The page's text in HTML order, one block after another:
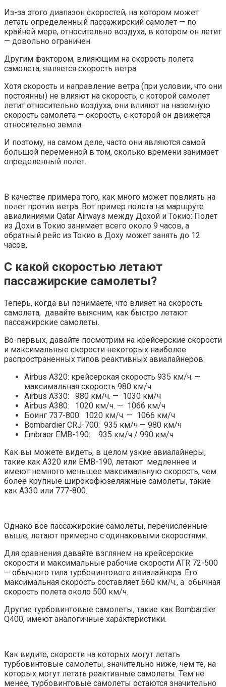
Из-за этого диапазон скоростей, на котором может
летать определенный пассажирский самолет — по
крайней мере, относительно воздуха, в котором он летит
— довольно ограничен.
Другим фактором, влияющим на скорость полета
самолета, является скорость ветра.
Хотя скорость и направление ветра (при условии, что они
постоянны) не влияют на скорость, с которой самолет
летит относительно воздуха, они влияют на наземную
скорость самолета — скорость, с которой он движется
относительно земли.
И поэтому, на самом деле, часто они являются самой
большой переменной в том, сколько времени занимает
определенный полет.
В качестве примера того, как много может повлиять на
полет против ветра. Вот пример полета на маршруте
авиалиниями Qatar Airways между Дохой и Токио: Полет
из Дохи в Токио занимает всего около 9 часов, а
обратный рейс из Токио в Доху может занять до 12
часов.
С какой скоростью летают
пассажирские самолеты?
Теперь, когда вы понимаете, что влияет на скорость
самолета, давайте выясним, как быстро летают
пассажирские самолеты.
Во-первых, давайте посмотрим на крейсерские скорости
и максимальные скорости некоторых наиболее
распространенных типов реактивных авиалайнеров:
Airbus A320: крейсерская скорость 935 км/ч. —
максимальная скорость 980 км/ч
Airbus A330: 980 км/ч. — 1030 км/ч
Airbus A380: 1020 км/ч. — 1066 км/ч
Боинг 737-800: 1020 км/ч. — 1066 км/ч
Bombardier CRJ-700: 935 км/ч — 980 км/ч
Embraer EMB-190: 935 км/ч / 990 км/ч
Как вы можете видеть, в целом узкие авиалайнеры,
такие как A320 или EMB-190, летают медленнее и
имеют немного меньшее максимальную скорость, чем
более крупные широкофюзеляжные самолеты, такие
как A330 или 777-800.
Однако все пассажирские самолеты, перечисленные
выше, летают примерно с одинаковыми скоростями.
Для сравнения давайте взглянем на крейсерские
скорости и максимальные рабочие скорости ATR 72-500
— обычного типа турбовинтового авиалайнера. Его
максимальная скорость составляет 660 км/ч., а обычная
скорость полета около 500 км/ч.
Другие турбовинтовые самолеты, такие как Bombardier
Q400, имеют аналогичные характеристики.
Как видите, скорости на которых могут летать
турбовинтовые самолеты, значительно ниже, чем те, на
которых могут летать реактивные самолеты. Тем не
менее, турбовинтовые самолеты остаются значительно